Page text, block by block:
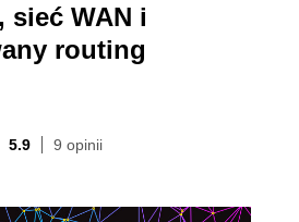
sieć WAN i
routing
5.9 9 opinii